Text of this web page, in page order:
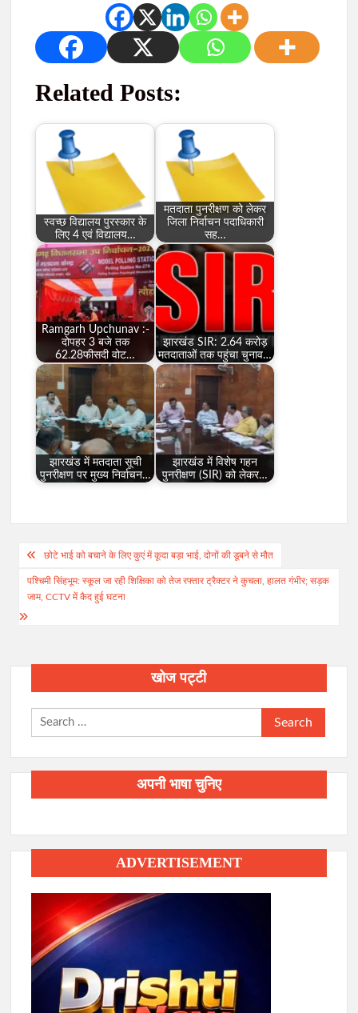
Related Posts:
स्वच्छ विद्यालय पुरस्कार के
लिए 4 एवं विद्यालय…
मतदाता पुनरीक्षण को लेकर
जिला निर्वाचन पदाधिकारी
सह…
Ramgarh Upchunav :-
दोपहर 3 बजे तक
62.28फीसदी वोट…
झारखंड SIR: 2.64 करोड़
मतदाताओं तक पहुंचा चुनाव…
झारखंड में मतदाता सूची
पुनरीक्षण पर मुख्य निर्वाचन…
झारखंड में विशेष गहन
पुनरीक्षण (SIR) को लेकर…
Post
navigation
छोटे भाई को बचाने के लिए कुएं में कूदा बड़ा भाई, दोनों की डूबने से मौत
पश्चिमी सिंहभूम: स्कूल जा रही शिक्षिका को तेज रफ्तार ट्रैक्टर ने कुचला, हालत गंभीर; सड़क
जाम, CCTV में कैद हुई घटना
खोज पट्टी
Search
for:
अपनी भाषा चुनिए
ADVERTISEMENT